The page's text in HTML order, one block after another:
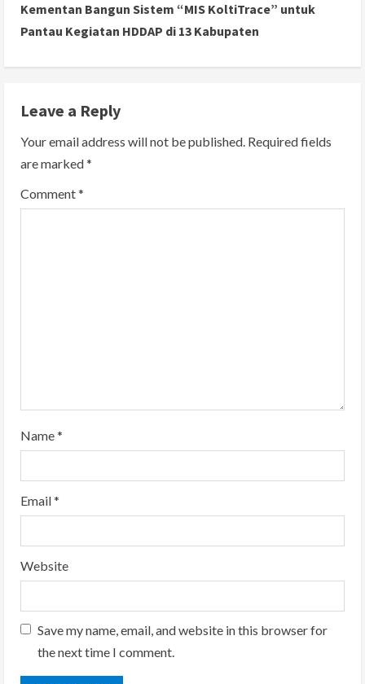
t
u
e
R
Kementan Bangun Sistem “MIS KoltiTrace” untuk
Pantau Kegiatan HDDAP di 13 Kabupaten
Leave a Reply
Your email address will not be published. Required fields
are marked*
Comment*
Name*
Email*
Website
Save my name, email, and website in this browser for
the next time I comment.